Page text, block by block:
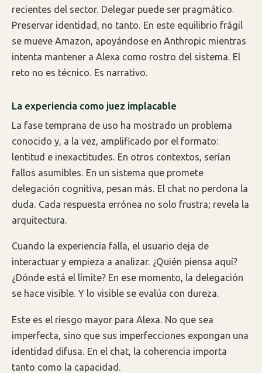
recientes del sector. Delegar puede ser pragmático.
Preservar identidad, no tanto. En este equilibrio frágil
se mueve Amazon, apoyándose en Anthropic mientras
intenta mantener a Alexa como rostro del sistema. El
reto no es técnico. Es narrativo.
La experiencia como juez implacable
La fase temprana de uso ha mostrado un problema
conocido y, a la vez, amplificado por el formato:
lentitud e inexactitudes. En otros contextos, serían
fallos asumibles. En un sistema que promete
delegación cognitiva, pesan más. El chat no perdona la
duda. Cada respuesta errónea no solo frustra; revela la
arquitectura.
Cuando la experiencia falla, el usuario deja de
interactuar y empieza a analizar. ¿Quién piensa aquí?
¿Dónde está el límite? En ese momento, la delegación
se hace visible. Y lo visible se evalúa con dureza.
Este es el riesgo mayor para Alexa. No que sea
imperfecta, sino que sus imperfecciones expongan una
identidad difusa. En el chat, la coherencia importa
tanto como la capacidad.